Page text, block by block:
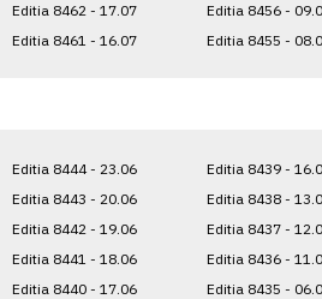
Editia 8462 - 17.07
Editia 8461 - 16.07
Editia 8456 -
Editia 8455 -
Editia 8444 - 23.06
Editia 8443 - 20.06
Editia 8442 - 19.06
Editia 8441 - 18.06
Editia 8440 - 17.06
Editia 8439 -
Editia 8438 -
Editia 8437 -
Editia 8436 -
Editia 8435 -